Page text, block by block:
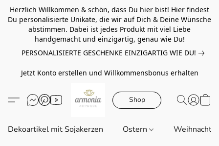
Herzlich Willkommen & schön, dass Du hier bist! Hier findest
Du personalisierte Unikate, die wir auf Dich & Deine Wünsche
abstimmen. Dabei ist jedes Produkt mit viel Liebe
handgemacht und einzigartig, genau wie Du!
PERSONALISIERTE GESCHENKE EINZIGARTIG WIE DU!
Jetzt Konto erstellen und Willkommensbonus erhalten
Shop
Dekoartikel mit Sojakerzen Ostern